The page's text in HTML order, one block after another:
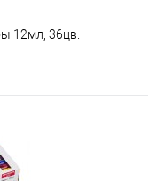
12мл, 36цв.